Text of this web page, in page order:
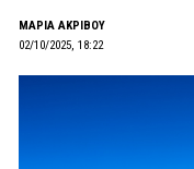
ΜΑΡΙΑ ΑΚΡΙΒΟΥ
02/10/2025, 18:22